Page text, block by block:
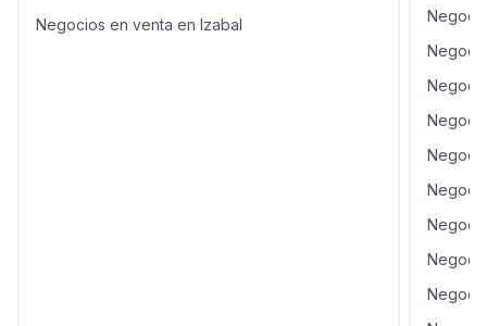
Negocios en venta en Izabal